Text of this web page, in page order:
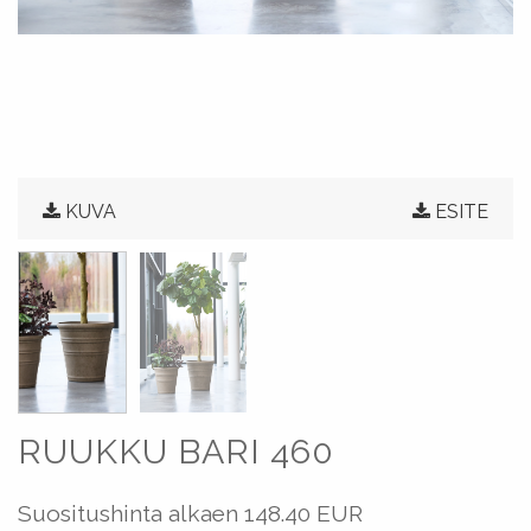
KUVA ESITE
RUUKKU BARI 460
Suositushinta alkaen 148.40 EUR